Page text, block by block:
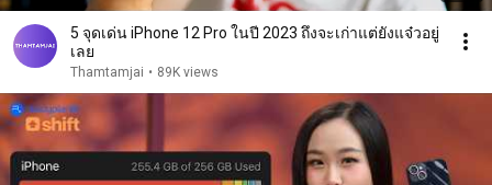
5 จุดเด่น iPhone 12 Pro ในปี 2023 ถึงจะเก่าแต่ยังแจ๋วอยู่
เลย
Thamtamjai • 89K views